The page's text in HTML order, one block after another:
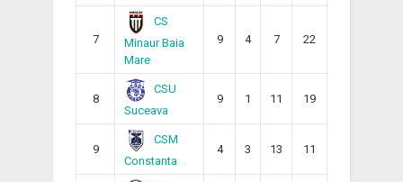
7
CS
Minaur Baia
Mare
9 4 7 22
8
CSU
Suceava
9 1 11 19
9
CSM
Constanta
4 3 13 11